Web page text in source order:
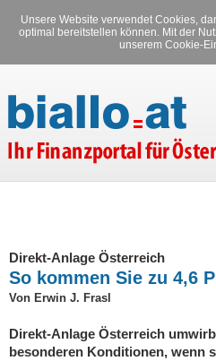
Unsere Website verwendet Cookies,
optimal bereitstellen können. Mit der
unserem Cookie-
Versicherungen
Direkt-Anlage Österreich
So kommen Sie zu 4,6
Von Erwin J. Frasl
Direkt-Anlage Österreich
besonderen Konditionen, wenn